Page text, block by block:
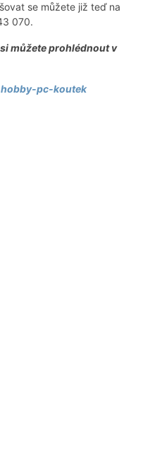
se můžete již teď na
070.
můžete prohlédnout v
pc-koutek